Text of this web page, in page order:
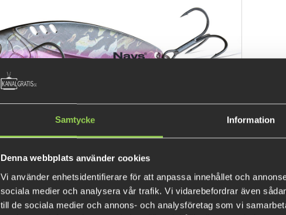
Samtycke Information
Denna webbplats använder cookies
Vi använder enhetsidentifierare för att anpassa innehållet och
sociala medier och analysera vår trafik. Vi vidarebefordrar även
till de sociala medier och annons- och analysföretag som vi
large
Nays